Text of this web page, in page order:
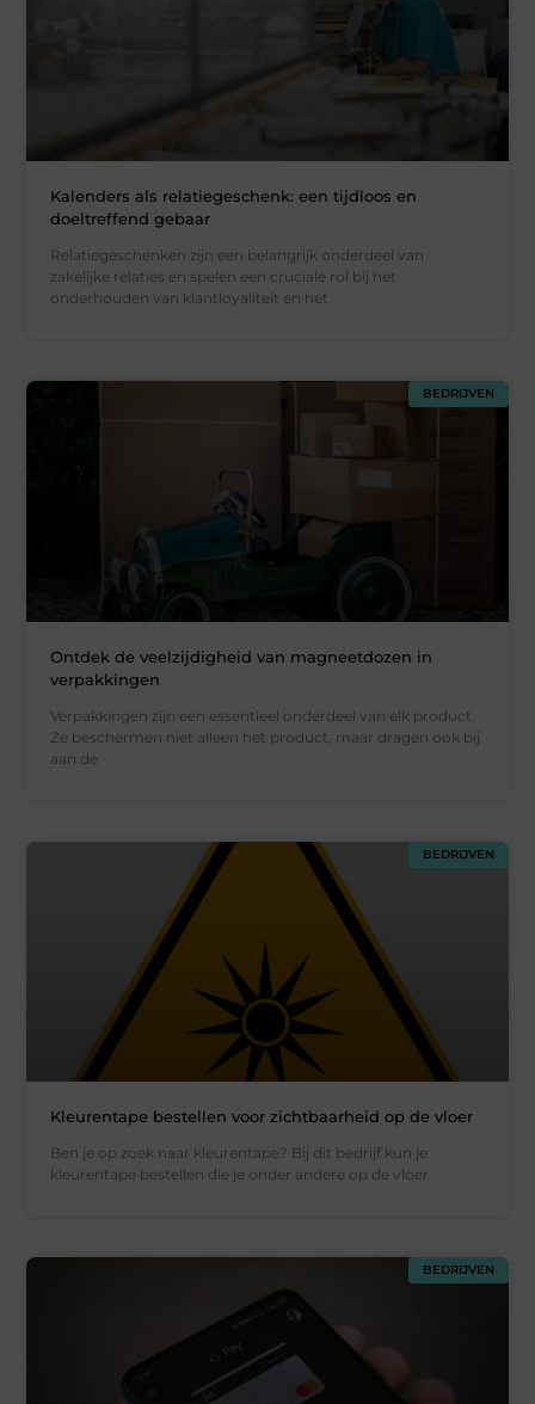
Kalenders als relatiegeschenk: een tijdloos en
doeltreffend gebaar
Relatiegeschenken zijn een belangrijk onderdeel van
zakelijke relaties en spelen een cruciale rol bij het
onderhouden van klantloyaliteit en het
BEDRIJVEN
Ontdek de veelzijdigheid van magneetdozen in
verpakkingen
Verpakkingen zijn een essentieel onderdeel van elk product.
Ze beschermen niet alleen het product, maar dragen ook bij
aan de
BEDRIJVEN
Kleurentape bestellen voor zichtbaarheid op de vloer
Ben je op zoek naar kleurentape? Bij dit bedrijf kun je
kleurentape bestellen die je onder andere op de vloer
BEDRIJVEN